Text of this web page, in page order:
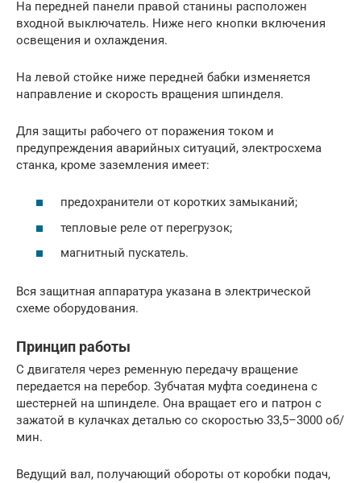
На передней панели правой станины расположен
входной выключатель. Ниже него кнопки включения
освещения и охлаждения.
На левой стойке ниже передней бабки изменяется
направление и скорость вращения шпинделя.
Для защиты рабочего от поражения током и
предупреждения аварийных ситуаций, электросхема
станка, кроме заземления имеет:
предохранители от коротких замыканий;
тепловые реле от перегрузок;
магнитный пускатель.
Вся защитная аппаратура указана в электрической
схеме оборудования.
Принцип работы
С двигателя через ременную передачу вращение
передается на перебор. Зубчатая муфта соединена с
шестерней на шпинделе. Она вращает его и патрон с
зажатой в кулачках деталью со скоростью 33,5–3000 об/
мин.
Ведущий вал, получающий обороты от коробки подач,